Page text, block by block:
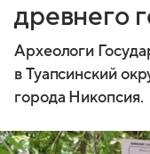
древнего
Археологи
в Туапсинский
города Никопсия.